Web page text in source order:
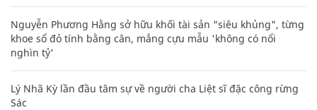
Nguyễn Phương Hằng sở hữu khối tài sản "siêu khủng", từng
khoe sổ đỏ tính bằng cân, mắng cựu mẫu 'không có nổi
nghìn tỷ'
Lý Nhã Kỳ lần đầu tâm sự về người cha Liệt sĩ đặc công rừng
Sác